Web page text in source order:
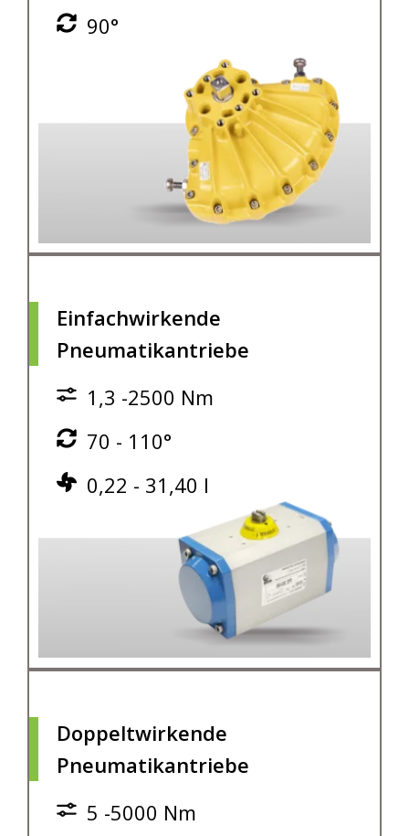
90°
Einfachwirkende
Pneumatikantriebe
1,3 -2500 Nm
70 - 110°
0,22 - 31,40 l
Doppeltwirkende
Pneumatikantriebe
5 -5000 Nm